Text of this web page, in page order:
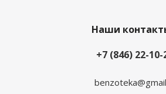
Наши
+7 (846) 22-10-